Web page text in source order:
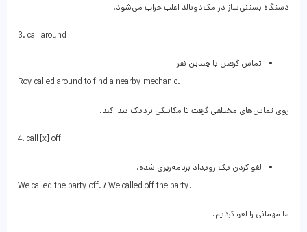
دستگاه بستنی‌ساز در مک‌دونالد اغلب خراب می‌شود.
3. call around
تماس گرفتن با چندین نفر
Roy called around to find a nearby mechanic.
روی تماس‌های مختلفی گرفت تا مکانیکی نزدیک پیدا کند.
4. call [x] off
لغو کردن یک رویداد برنامه‌ریزی شده.
We called the party off. / We called off the party.
ما مهمانی را لغو کردیم.